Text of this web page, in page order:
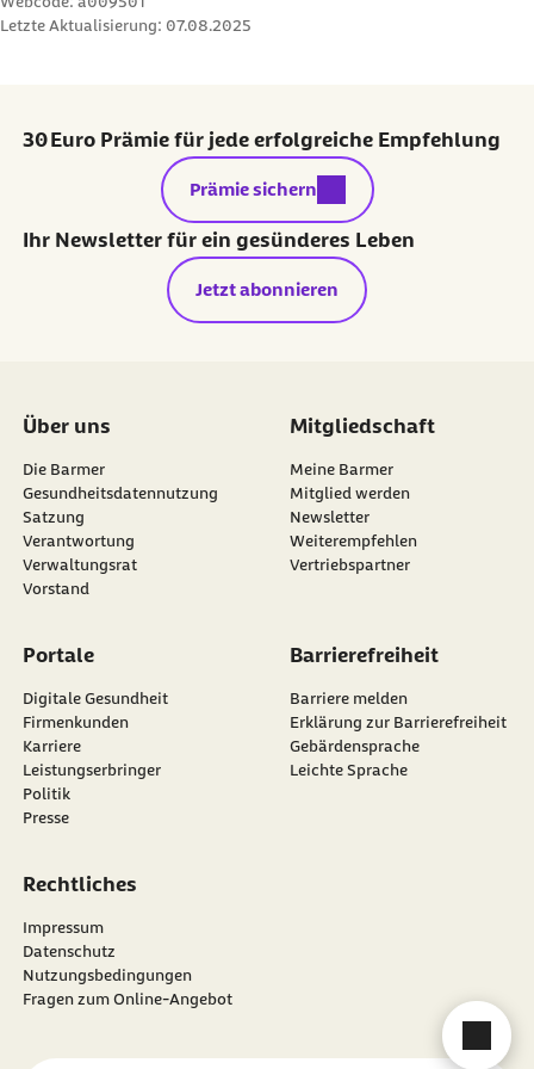
Schön Klinik SE (Abruf vom 03.06.2025):
Gesund.bund.de (Abruf vom 03.06.2025):
Gesundheitsinformation.de (Abruf vom
Tennisarm: Kraft- und
Dehnübungen
Letzte Aktualisierung: 07.08.2025
30 Euro Prämie für jede erfolgreiche Empfehlung
externer Link:
Prämie sichern
Ihr Newsletter für ein gesünderes Leben
Jetzt abonnieren
Über uns
Die Barmer
Gesundheitsdatennutzung
Satzung
Verantwortung
Verwaltungsrat
Vorstand
Mitgliedschaft
Meine Barmer
Mitglied werden
Newsletter
externer Link:
Weiterempfehlen
Vertriebspartner
Portale
Digitale Gesundheit
Firmenkunden
Karriere
Leistungserbringer
Politik
Presse
Barrierefreiheit
Barriere melden
Erklärung zur Barrierefreiheit
Gebärdensprache
Leichte Sprache
Rechtliches
Impressum
Datenschutz
Nutzungsbedingungen
Fragen zum Online-Angebot